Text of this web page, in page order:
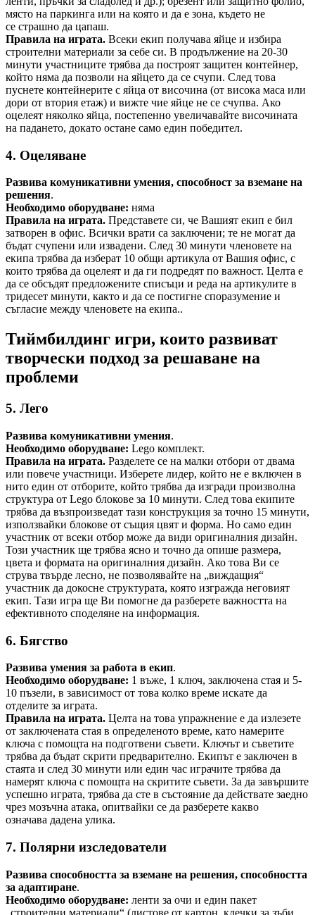
място на паркинга или на която и да е зона, където не
се страшно да цапаш.
Правила на играта. Всеки екип получава яйце и избира
строителни материали за себе си. В продължение на 20-30
минути участниците трябва да построят защитен контейнер,
който няма да позволи на яйцето да се счупи. След това
пуснете контейнерите с яйца от височина (от висока маса или
дори от втория етаж) и вижте чие яйце не се счупва. Ако
оцелеят няколко яйца, постепенно увеличавайте височината
на падането, докато остане само един победител.
4. Оцеляване
Развива комуникативни умения, способност за вземане на
решения.
Необходимо оборудване: няма
Правила на играта. Представете си, че Вашият екип е бил
затворен в офис. Всички врати са заключени; те не могат да
бъдат счупени или извадени. След 30 минути членовете на
екипа трябва да изберат 10 общи артикула от Вашия офис, с
които трябва да оцелеят и да ги подредят по важност. Целта е
да се обсъдят предложените списъци и реда на артикулите в
тридесет минути, както и да се постигне споразумение и
съгласие между членовете на екипа..
Тиймбилдинг игри, които развиват
творчески подход за решаване на
проблеми
5. Лего
Развива комуникативни умения.
Необходимо оборудване: Lego комплект.
Правила на играта. Разделете се на малки отбори от двама
или повече участници. Изберете лидер, който не е включен в
нито един от отборите, който трябва да изгради произволна
структура от Lego блокове за 10 минути. След това екипите
трябва да възпроизведат тази конструкция за точно 15 минути,
използвайки блокове от същия цвят и форма. Но само един
участник от всеки отбор може да види оригиналния дизайн.
Този участник ще трябва ясно и точно да опише размера,
цвета и формата на оригиналния дизайн. Ако това Ви се
струва твърде лесно, не позволявайте на „виждащия“
участник да докосне структурата, която изгражда неговият
екип. Тази игра ще Ви помогне да разберете важността на
ефективното споделяне на информация.
6. Бягство
Развива умения за работа в екип.
Необходимо оборудване: 1 въже, 1 ключ, заключена стая и 5-
10 пъзели, в зависимост от това колко време искате да
отделите за играта.
Правила на играта. Целта на това упражнение е да излезете
от заключената стая в определеното време, като намерите
ключа с помощта на подготвени съвети. Ключът и съветите
трябва да бъдат скрити предварително. Екипът е заключен в
стаята и след 30 минути или един час играчите трябва да
намерят ключа с помощта на скритите съвети. За да завършите
успешно играта, трябва да сте в състояние да действате заедно
чрез мозъчна атака, опитвайки се да разберете какво
означава дадена улика.
7. Полярни изследователи
Развива способността за вземане на решения, способността
за адаптиране.
Необходимо оборудване: ленти за очи и един пакет
„строителни материали“ (листове от картон, клечки за зъби,